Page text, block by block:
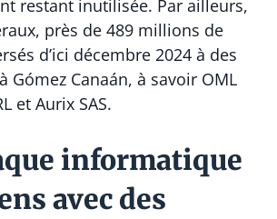
restant inutilisée. Par ailleurs,
près de 489 millions de
d’ici décembre 2024 à des
Gómez Canaán, à savoir OML
et Aurix SAS.
informatique
avec des